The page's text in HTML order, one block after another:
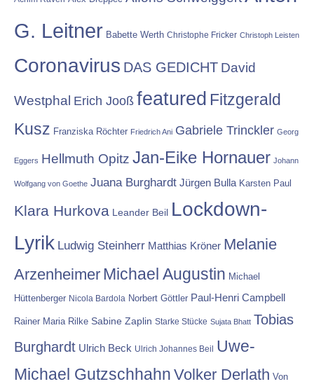
G. Leitner Babette Werth Christophe Fricker Christoph Leisten
Coronavirus DAS GEDICHT David
Westphal Erich Jooß featured Fitzgerald
Kusz Franziska Röchter Friedrich Ani Gabriele Trinckler Georg
Eggers Hellmuth Opitz Jan-Eike Hornauer Johann
Wolfgang von Goethe Juana Burghardt Jürgen Bulla Karsten Paul
Klara Hurkova Leander Beil Lockdown-
Lyrik Ludwig Steinherr Matthias Kröner Melanie
Arzenheimer Michael Augustin Michael
Hüttenberger Nicola Bardola Norbert Göttler Paul-Henri Campbell
Rainer Maria Rilke Sabine Zaplin Starke Stücke Sujata Bhatt Tobias
Burghardt Ulrich Beck Ulrich Johannes Beil Uwe-
Michael Gutzschhahn Volker Derlath Von